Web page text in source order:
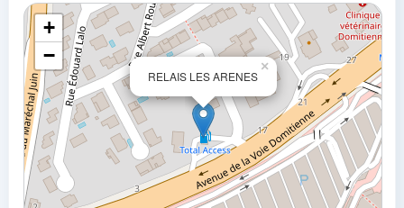
RELAIS LES ARENES
×
+
−